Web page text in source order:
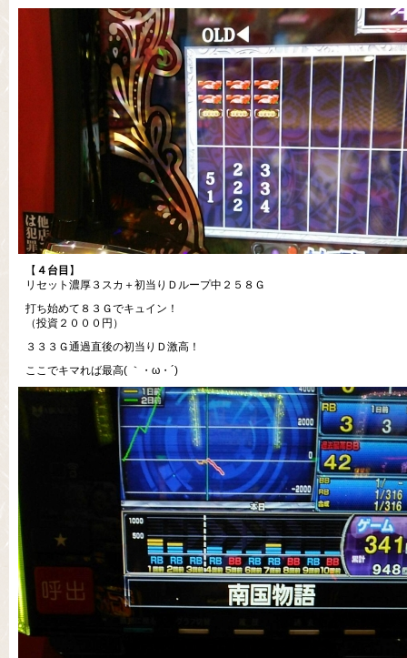
【 ４台目 】
リセット濃厚３スカ＋初当りＤループ中２５８Ｇ
打ち始めて８３Ｇでキュイン！
（投資２０００円）
３３３Ｇ通過直後の初当りＤ激高！
ここでキマれば最高( ｀・ω・´)